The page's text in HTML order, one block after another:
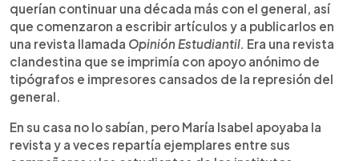
querían continuar una década más con el general, así
que comenzaron a escribir artículos y a publicarlos en
una revista llamada Opinión Estudiantil. Era una revista
clandestina que se imprimía con apoyo anónimo de
tipógrafos e impresores cansados de la represión del
general.
En su casa no lo sabían, pero María Isabel apoyaba la
revista y a veces repartía ejemplares entre sus